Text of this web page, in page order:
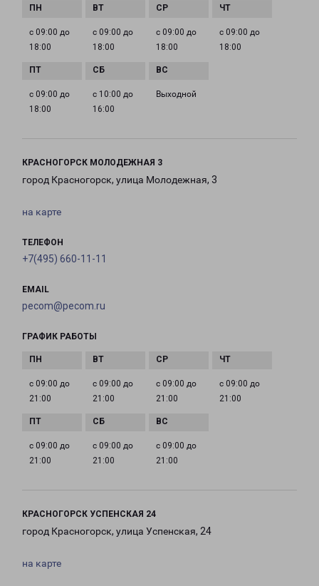
с 09:00 до
18:00
с 09:00 до
18:00
с 09:00 до
18:00
с 09:00 до
18:00
с 09:00 до
18:00
с 10:00 до
16:00
Выходной
КРАСНОГОРСК МОЛОДЕЖНАЯ 3
город Красногорск, улица Молодежная, 3
на карте
ТЕЛЕФОН
+7(495) 660-11-11
EMAIL
pecom@pecom.ru
ГРАФИК РАБОТЫ
с 09:00 до
21:00
с 09:00 до
21:00
с 09:00 до
21:00
с 09:00 до
21:00
с 09:00 до
21:00
с 09:00 до
21:00
с 09:00 до
21:00
КРАСНОГОРСК УСПЕНСКАЯ 24
город Красногорск, улица Успенская, 24
на карте